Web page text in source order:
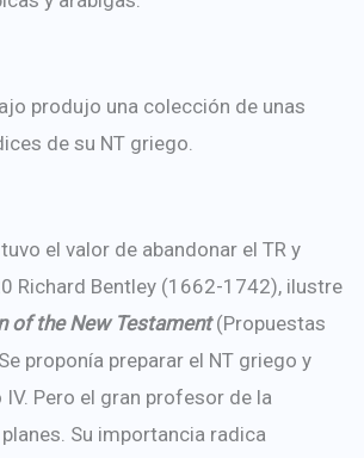
produjo una colección de unas
de su NT griego.
el valor de abandonar el TR y
Richard Bentley (1662-1742), ilustre
of the New Testament(Propuestas
proponía preparar el NT griego y
Pero el gran profesor de la
Su importancia radica